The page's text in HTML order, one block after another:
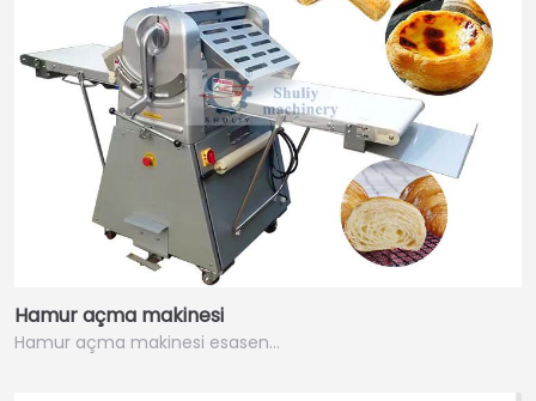
Hamur açma makinesi
Hamur açma makinesi esasen…